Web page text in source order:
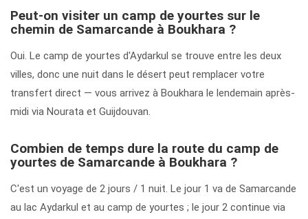
Peut-on visiter un camp de yourtes sur le
chemin de Samarcande à Boukhara ?
Oui. Le camp de yourtes d'Aydarkul se trouve entre les deux
villes, donc une nuit dans le désert peut remplacer votre
transfert direct — vous arrivez à Boukhara le lendemain après-
midi via Nourata et Guijdouvan.
Combien de temps dure la route du camp de
yourtes de Samarcande à Boukhara ?
C'est un voyage de 2 jours / 1 nuit. Le jour 1 va de Samarcande
au lac Aydarkul et au camp de yourtes ; le jour 2 continue via